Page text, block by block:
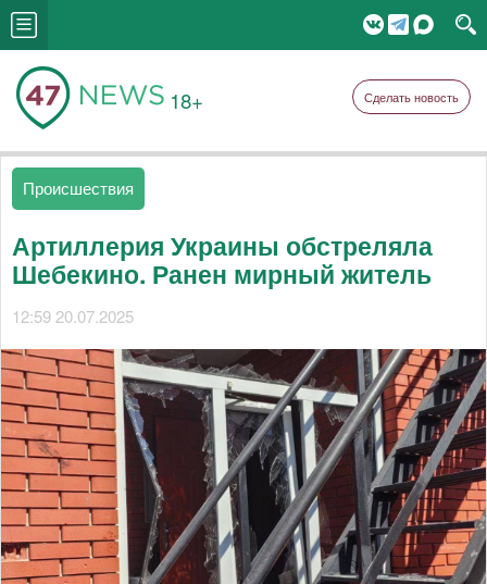
18+ Сделать новость
Происшествия
Артиллерия Украины обстреляла
Шебекино. Ранен мирный житель
12:59 20.07.2025